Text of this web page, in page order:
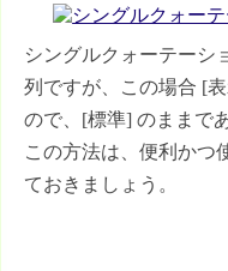
シングルクォーテーシ
列ですが、この場合 [
ので、[標準] のままで
この方法は、便利かつ
ておきましょう。